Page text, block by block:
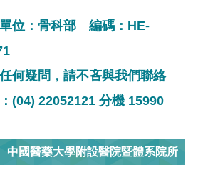
位：骨科部 編碼：HE-
何疑問，請不吝與我們聯絡
(04) 22052121 分機 15990
中國醫藥大學附設醫院暨體系院所